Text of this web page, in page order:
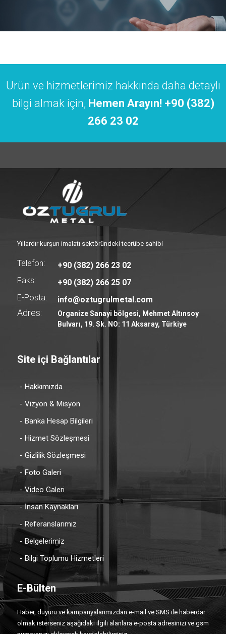
Ürün ve hizmetlerimiz hakkında daha detaylı
bilgi almak için, Hemen Arayın! +90 (382)
266 23 02
Yıllardır kurşun imalatı sektöründeki tecrübe sahibi
Telefon:
+90 (382) 266 23 02
Faks:
+90 (382) 266 25 07
E-Posta:
info@oztugrulmetal.com
Adres:
Organize Sanayi bölgesi, Mehmet Altınsoy
Bulvarı, 19. Sk. NO: 11 Aksaray, Türkiye
Site içi Bağlantılar
- Hakkımızda
- Vizyon & Misyon
- Banka Hesap Bilgileri
- Hizmet Sözleşmesi
- Gizlilik Sözleşmesi
- Foto Galeri
- Video Galeri
- İnsan Kaynakları
- Referanslarımız
- Belgelerimiz
- Bilgi Toplumu Hizmetleri
E-Bülten
Haber, duyuru ve kampanyalarımızdan e-mail ve SMS ile haberdar
olmak isterseniz aşağıdaki ilgili alanlara e-posta adresinizi ve gsm